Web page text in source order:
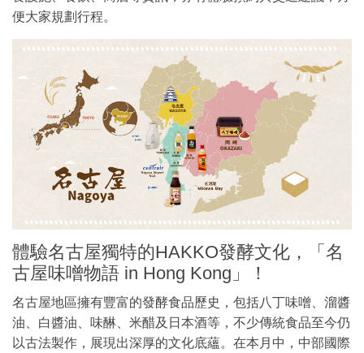
便大家規劃行程。
體驗名古屋獨特的HAKKO發酵文化，「名
古屋味噌物語 in Hong Kong」！
名古屋地區擁有豐富的發酵食品歷史，包括八丁味噌、溜醬
油、白醬油、味醂、米醋及日本酒等，不少傳統食品至今仍
以古法製作，展現出深厚的文化底蘊。在本月中，中部國際